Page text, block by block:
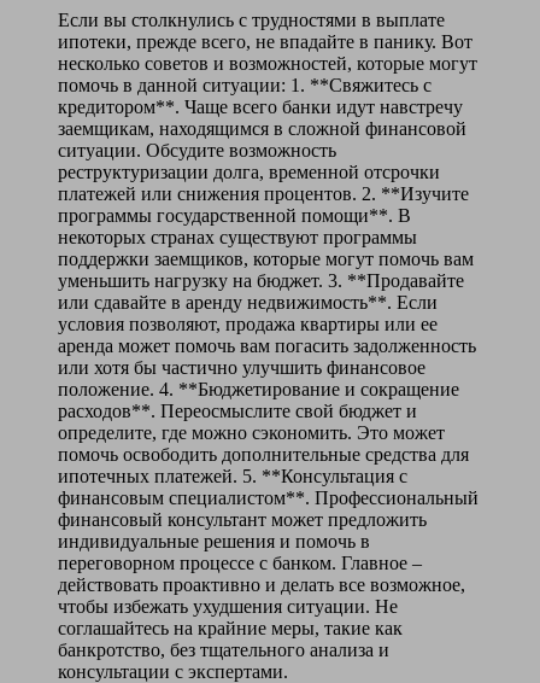
Если вы столкнулись с трудностями в выплате
ипотеки, прежде всего, не впадайте в панику. Вот
несколько советов и возможностей, которые могут
помочь в данной ситуации: 1. **Свяжитесь с
кредитором**. Чаще всего банки идут навстречу
заемщикам, находящимся в сложной финансовой
ситуации. Обсудите возможность
реструктуризации долга, временной отсрочки
платежей или снижения процентов. 2. **Изучите
программы государственной помощи**. В
некоторых странах существуют программы
поддержки заемщиков, которые могут помочь вам
уменьшить нагрузку на бюджет. 3. **Продавайте
или сдавайте в аренду недвижимость**. Если
условия позволяют, продажа квартиры или ее
аренда может помочь вам погасить задолженность
или хотя бы частично улучшить финансовое
положение. 4. **Бюджетирование и сокращение
расходов**. Переосмыслите свой бюджет и
определите, где можно сэкономить. Это может
помочь освободить дополнительные средства для
ипотечных платежей. 5. **Консультация с
финансовым специалистом**. Профессиональный
финансовый консультант может предложить
индивидуальные решения и помочь в
переговорном процессе с банком. Главное –
действовать проактивно и делать все возможное,
чтобы избежать ухудшения ситуации. Не
соглашайтесь на крайние меры, такие как
банкротство, без тщательного анализа и
консультации с экспертами.